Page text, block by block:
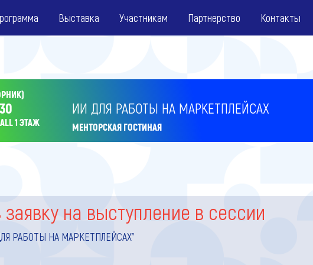
Выставка Участникам Партнерство Контакты
1 ЭТАЖ
ИИ ДЛЯ РАБОТЫ НА МАРКЕТПЛЕЙСАХ
МЕНТОРСКАЯ ГОСТИНАЯ
заявку на выступление в сессии
РАБОТЫ НА МАРКЕТПЛЕЙСАХ"